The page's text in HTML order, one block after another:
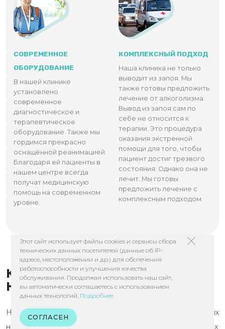
СОВРЕМЕННОЕ
ОБОРУДОВАНИЕ
В нашей клинике
установлено
современное
диагностическое и
терапевтическое
оборудование. Также мы
гордимся прекрасно
оснащённой реанимацией.
Благодаря ей пациенты в
нашем центре всегда
получат медицинскую
помощь на современном
уровне.
КОМПЛЕКСНЫЙ ПОДХОД
Наша клиника не только
выводит из запоя. Мы
также готовы предложить
лечение от алкоголизма.
Вывод из запоя сам по
себе не относится к
терапии. Это процедура
оказания экстренной
помощи для того, чтобы
пациент достиг трезвого
состояния. Однако она не
лечит. Мы готовы
предложить лечение с
комплексным подходом.
КАК ИМЕННО РАБОТАЕТ
НАРКОЛОГИЧЕСКИЙ ЦЕНТР?
Наш наркологический центр — это комбинация опытных
наркологов, прекрасного оборудования и проверенных
Этот сайт использует файлы cookies и сервисы сбора
технических данных посетителей (данные об IP-
адресе, местоположении и др.) для обспечения
работоспособности и улучшения качества
обслуживания. Продолжая использовать наш сайт,
вы автоматически соглашаетесь с использованием
данных технологий. Подробнее
СОГЛАСЕН